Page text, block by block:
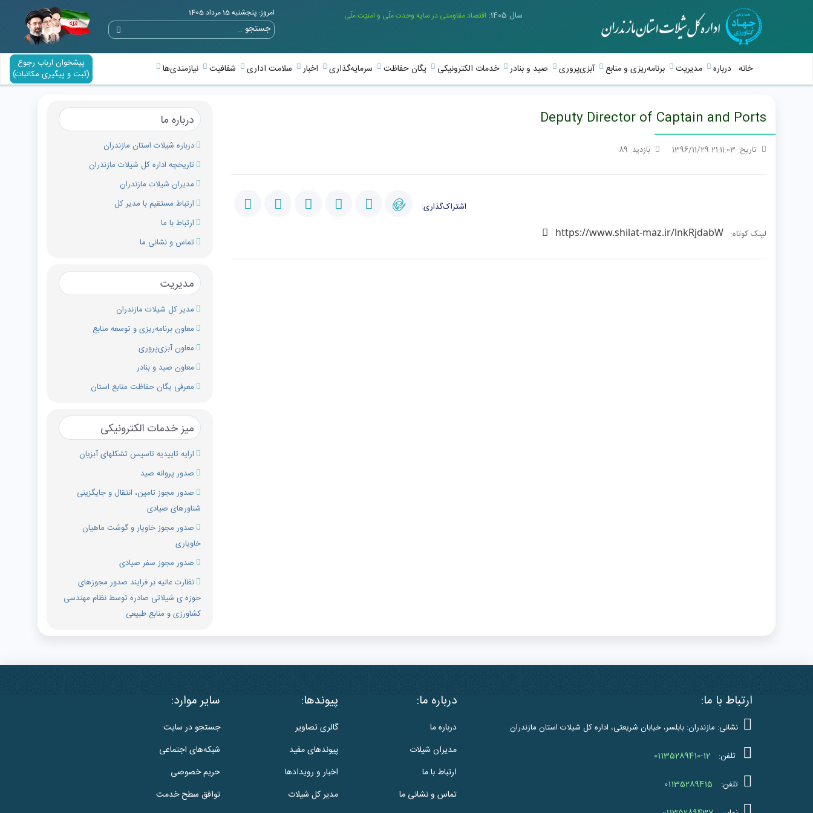
سال 1405: اقتصاد مقاومتی در سایه وحدت ملّی و امنیّت ملّی امروز: پنجشنبه 15 مرداد 1405
پیشخوان ارباب رجوع
(ثبت و پیگیری مکاتبات)
خانه درباره مدیریت برنامه‌ریزی و منابع آبزی‌پروری صید و بنادر خدمات الکترونیکی یگان حفاظت سرمایه‌گذاری اخبار سلامت اداری شفافیت نیازمندی‌ها
Deputy Director of Captain and Ports
تاریخ: 21:11:03 1396/11/29 بازدید: 89
اشتراک‌گذاری:
لینک کوتاه: https://www.shilat-maz.ir/lnkRjdabW
درباره ما
درباره شیلات استان مازندران
تاریخچه اداره کل شیلات مازندران
مدیران شیلات مازندران
ارتباط مستقیم با مدیر کل
ارتباط با ما
تماس و نشانی ما
مدیریت
مدیر کل شیلات مازندران
معاون برنامه‌ریزی و توسعه منابع
معاون آبزی‌پروری
معاون صید و بنادر
معرفی یگان حفاظت منابع استان
میز خدمات الکترونیکی
ارایه تاییدیه تاسیس تشکل‏های آبزیان
صدور پروانه صید
صدور مجوز تامین، انتقال و جایگزینی
شناورهای صیادی
صدور مجوز خاویار و گوشت ماهیان
خاویاری
صدور مجوز سفر صیادی
نظارت عالیه بر فرایند صدور مجوزهای
حوزه ی شیلاتی صادره توسط نظام مهندسی
کشاورزی و منابع طبیعی
ارتباط با ما:
نشانی: مازندران: بابلسر، خیابان شریعتی، اداره کل شیلات استان مازندران
تلفن: 01135289410-12
تلفن: 01135289415
درباره ما:
درباره ما
مدیران شیلات
ارتباط با ما
تماس و نشانی ما
پیوندها:
گالری تصاویر
پیوندهای مفید
اخبار و رویدادها
مدیر کل شیلات
سایر موارد:
جستجو در سایت
شبکه‌های اجتماعی
حریم خصوصی
توافق سطح خدمت